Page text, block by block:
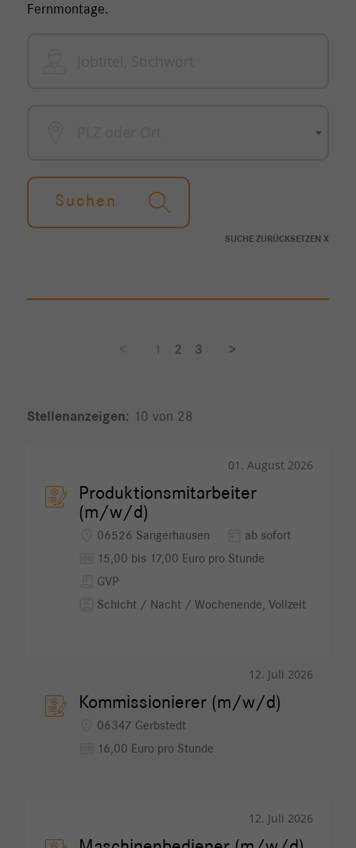
Fernmontage.
SUCHE ZURÜCKSETZEN X
Suchen
2 3 >
10 von 28
01. August 2026
Produktionsmitarbeiter
(m/w/d)
06526 Sangerhausen ab sofort
15,00 bis 17,00 Euro pro Stunde
GVP
Schicht / Nacht / Wochenende, Vollzeit
12. Juli 2026
Kommissionierer (m/w/d)
06347 Gerbstedt
16,00 Euro pro Stunde
12. Juli 2026